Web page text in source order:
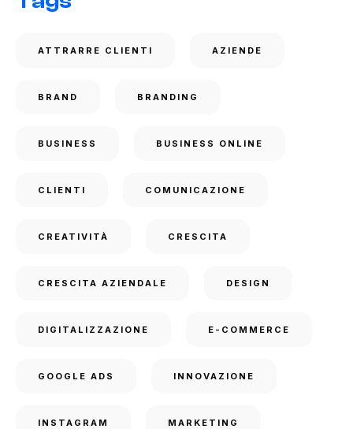
ATTRARRE CLIENTI AZIENDE
BRAND BRANDING
BUSINESS BUSINESS ONLINE
CLIENTI COMUNICAZIONE
CREATIVITÀ CRESCITA
CRESCITA AZIENDALE DESIGN
DIGITALIZZAZIONE E-COMMERCE
GOOGLE ADS INNOVAZIONE
INSTAGRAM MARKETING